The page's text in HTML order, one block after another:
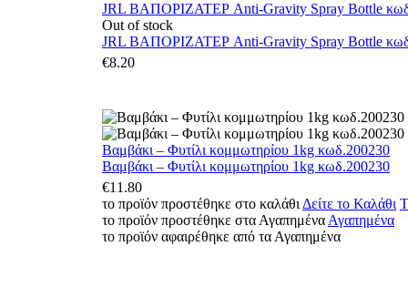
JRL ΒΑΠΟΡΙΖΑΤΕΡ Anti-Gravity Spray Bottle
Out of stock
JRL ΒΑΠΟΡΙΖΑΤΕΡ Anti-Gravity Spray Bottle
€8.20
Βαμβάκι – Φυτίλι κομμωτηρίου 1kg κωδ.200230
Βαμβάκι – Φυτίλι κομμωτηρίου 1kg κωδ.200230
€11.80
το προϊόν προστέθηκε στο καλάθι Δείτε το Καλάθι
το προϊόν προστέθηκε στα Αγαπημένα Αγαπημένα
το προϊόν αφαιρέθηκε από τα Αγαπημένα